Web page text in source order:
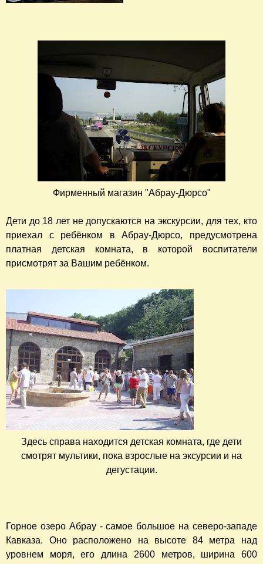
Фирменный магазин "Абрау-Дюрсо"
Дети до 18 лет не допускаются на экскурсии, для тех, кто
приехал с ребёнком в Абрау-Дюрсо, предусмотрена
платная детская комната, в которой воспитатели
присмотрят за Вашим ребёнком.
Здесь справа находится детская комната, где дети
смотрят мультики, пока взрослые на эксурсии и на
дегустации.
Горное озеро Абрау - самое большое на северо-западе
Кавказа. Оно расположено на высоте 84 метра над
уровнем моря, его длина 2600 метров, ширина 600